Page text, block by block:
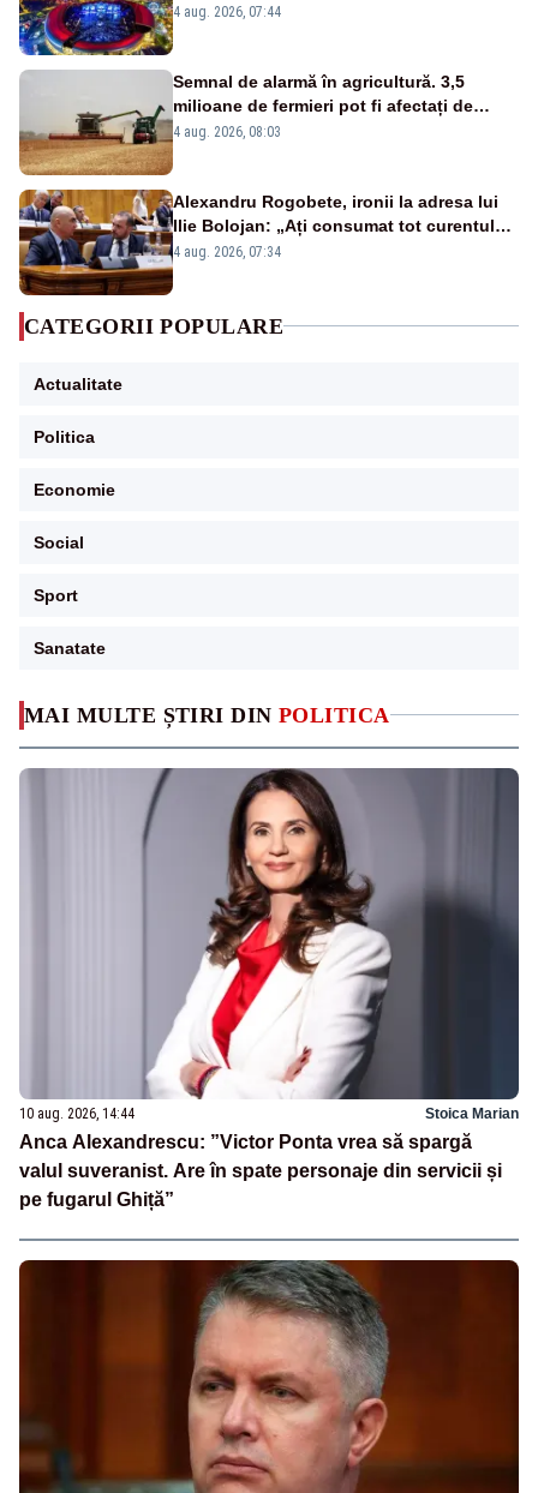
MAI MULTE ȘTIRI DIN POLITICA
10 aug. 2026, 14:44 Stoica Marian
Anca Alexandrescu: ”Victor Ponta vrea să spargă
valul suveranist. Are în spate personaje din servicii și
pe fugarul Ghiță”
4 aug. 2026, 07:44
Semnal de alarmă în agricultură. 3,5
milioane de fermieri pot fi afectați de
strategia pentru conservarea
4 aug. 2026, 08:03
Alexandru Rogobete, ironii la adresa lui
Ilie Bolojan: „Ați consumat tot curentul
urmărind șobolani imaginari”
4 aug. 2026, 07:34
CATEGORII POPULARE
Actualitate
Politica
Economie
Social
Sport
Sanatate